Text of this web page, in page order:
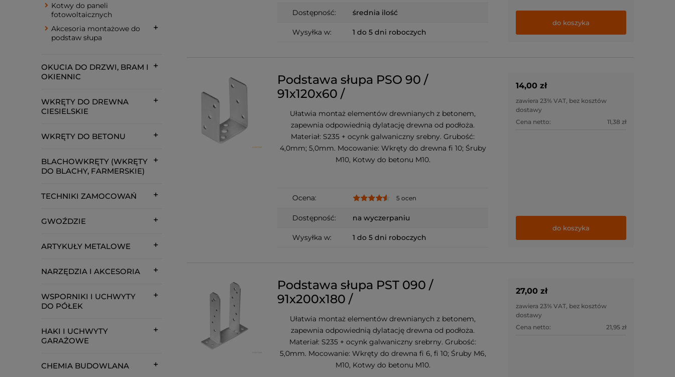
Kotwy do paneli
fotowoltaicznych
Akcesoria montażowe do
podstaw słupa
OKUCIA DO DRZWI, BRAM I
OKIENNIC
WKRĘTY DO DREWNA
CIESIELSKIE
WKRĘTY DO BETONU
BLACHOWKRĘTY (WKRĘTY
DO BLACHY, FARMERSKIE)
TECHNIKI ZAMOCOWAŃ
GWOŹDZIE
ARTYKUŁY METALOWE
NARZĘDZIA I AKCESORIA
WSPORNIKI I UCHWYTY
DO PÓŁEK
HAKI I UCHWYTY
GARAŻOWE
CHEMIA BUDOWLANA
Dostępność: średnia ilość
Wysyłka w: 1 do 5 dni roboczych
do koszyka
Podstawa słupa PSO 90 /
91x120x60 /
Ułatwia montaż elementów drewnianych z betonem,
zapewnia odpowiednią dylatację drewna od podłoża.
Materiał: S235 + ocynk galwaniczny srebny. Grubość:
4,0mm; 5,0mm. Mocowanie: Wkręty do drewna fi 10; Śruby
M10, Kotwy do betonu M10.
Ocena: 5 ocen
Dostępność: na wyczerpaniu
Wysyłka w: 1 do 5 dni roboczych
14,00 zł
zawiera 23% VAT, bez kosztów
dostawy
Cena netto:
11,38 zł
do koszyka
Podstawa słupa PST 090 /
91x200x180 /
Ułatwia montaż elementów drewnianych z betonem,
zapewnia odpowiednią dylatację drewna od podłoża.
Materiał: S235 + ocynk galwaniczny srebrny. Grubość:
5,0mm. Mocowanie: Wkręty do drewna fi 6, fi 10; Śruby M6,
M10, Kotwy do betonu M10.
27,00 zł
zawiera 23% VAT, bez kosztów
dostawy
Cena netto:
21,95 zł